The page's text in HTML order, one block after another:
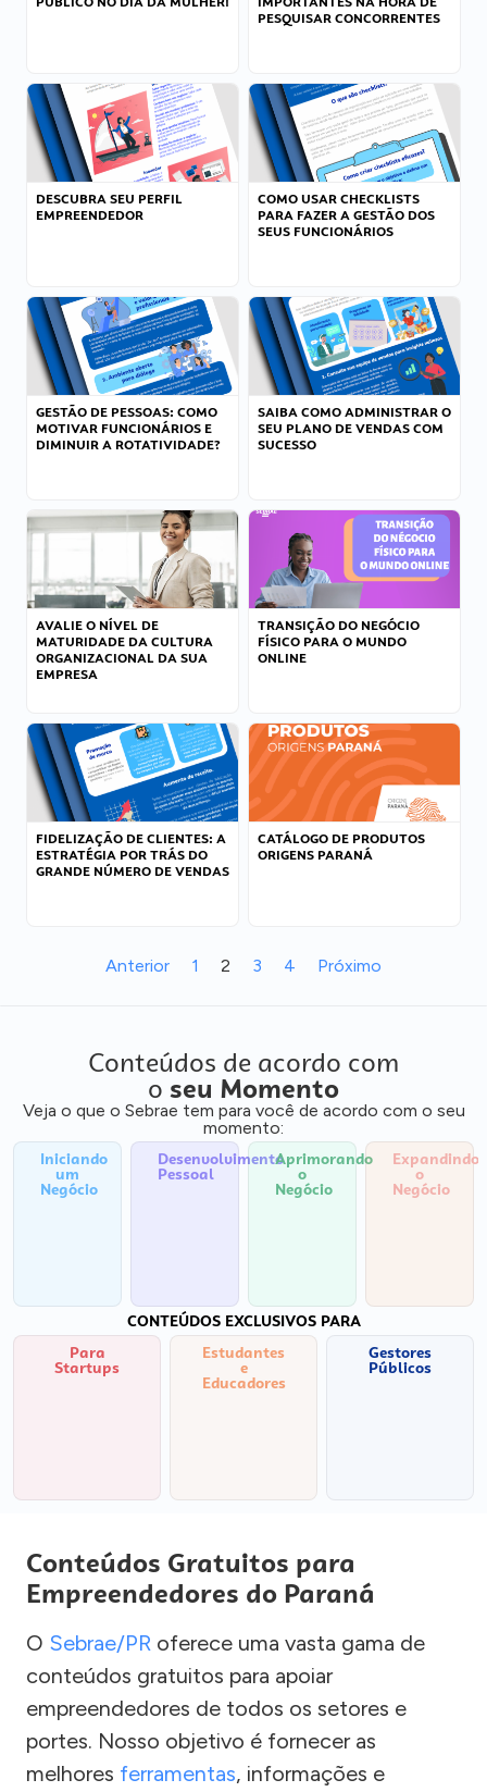
PESQUISAR CONCORRENTES
DESCUBRA SEU PERFIL
EMPREENDEDOR
COMO USAR CHECKLISTS
PARA FAZER A GESTÃO DOS
SEUS FUNCIONÁRIOS
GESTÃO DE PESSOAS: COMO
MOTIVAR FUNCIONÁRIOS E
DIMINUIR A ROTATIVIDADE?
SAIBA COMO ADMINISTRAR O
SEU PLANO DE VENDAS COM
SUCESSO
AVALIE O NÍVEL DE
MATURIDADE DA CULTURA
ORGANIZACIONAL DA SUA
EMPRESA
TRANSIÇÃO DO NEGÓCIO
FÍSICO PARA O MUNDO
ONLINE
FIDELIZAÇÃO DE CLIENTES: A
ESTRATÉGIA POR TRÁS DO
GRANDE NÚMERO DE VENDAS
CATÁLOGO DE PRODUTOS
ORIGENS PARANÁ
Anterior 1 2 3 4 Próximo
Conteúdos de acordo com
o seu Momento
Veja o que o Sebrae tem para você de acordo com o seu
momento:
Iniciando
um
Negócio
Desenvolvimento
Pessoal
Aprimorando
o
Negócio
Expandindo
o
Negócio
CONTEÚDOS EXCLUSIVOS PARA
Para
Startups
Estudantes
e
Educadores
Gestores
Públicos
Conteúdos Gratuitos para
Empreendedores do Paraná
O Sebrae/PR oferece uma vasta gama de
conteúdos gratuitos para apoiar
empreendedores de todos os setores e
portes. Nosso objetivo é fornecer as
melhores ferramentas, informações e